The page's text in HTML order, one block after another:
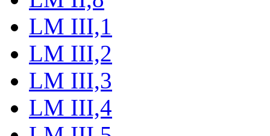
LM III,1
LM III,2
LM III,3
LM III,4